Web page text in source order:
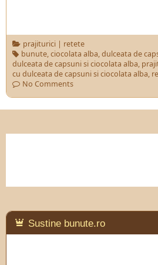
prajiturici| retete
bunute,ciocolata alba,dulceata de
dulceata de capsuni si ciocolata alba,
cu dulceata de capsuni si ciocolata alba,
No Comments
Sustine bunute.ro